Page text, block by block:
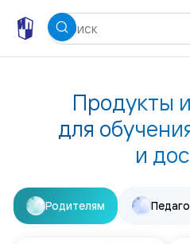
Продукты
для
и
Родителям